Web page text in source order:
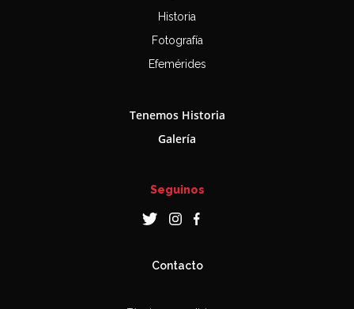
Historia
Fotografía
Efemérides
Tenemos Historia
Galería
Seguinos
Contacto